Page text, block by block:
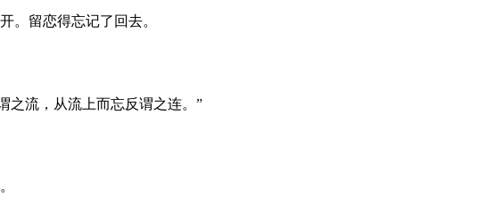
。留恋得忘记了回去。
之流，从流上而忘反谓之连。”
。